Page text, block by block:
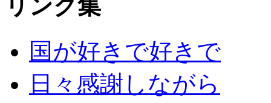
リンク集
国が好きで好きで
日々感謝しながら